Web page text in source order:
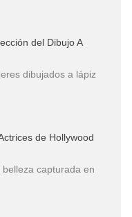
del Dibujo A
dibujados a lápiz
de Hollywood
capturada en